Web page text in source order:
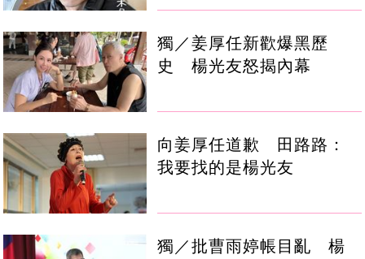
獨／姜厚任新歡爆黑歷
史 楊光友怒揭內幕
向姜厚任道歉 田路路：
我要找的是楊光友
獨／批曹雨婷帳目亂 楊